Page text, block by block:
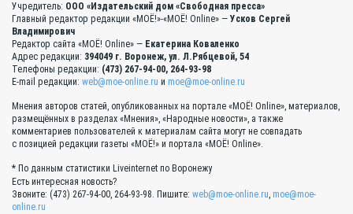
Учредитель: ООО «Издательский дом «Свободная пресса»
Главный редактор редакции «МОЁ!»-«МОЁ! Online» — Усков Сергей
Владимирович
Редактор сайта «МОЁ! Online» — Екатерина Коваленко
Адрес редакции: 394049 г. Воронеж, ул. Л.Рябцевой, 54
Телефоны редакции: (473) 267-94-00, 264-93-98
E-mail редакции: web@moe-online.ru и moe@moe-online.ru
Мнения авторов статей, опубликованных на портале «МОЁ! Online», материалов,
размещённых в разделах «Мнения», «Народные новости», а также
комментариев пользователей к материалам сайта могут не совпадать
с позицией редакции газеты «МОЁ!» и портала «МОЁ! Online».
* По данным статистики Liveinternet по Воронежу
Есть интересная новость?
Звоните: (473) 267-94-00, 264-93-98. Пишите: web@moe-online.ru, moe@moe-
online.ru